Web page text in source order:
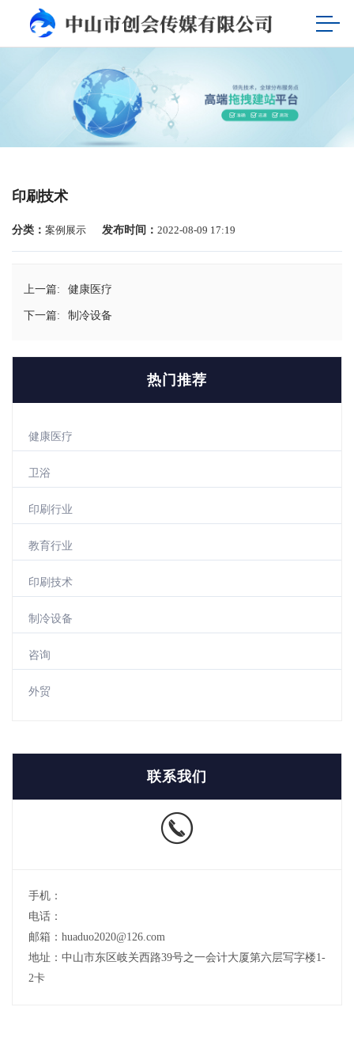
印刷技术
分类： 案例展示 发布时间： 2022-08-09 17:19
上一篇: 健康医疗
下一篇: 制冷设备
热门推荐
健康医疗
卫浴
印刷行业
教育行业
印刷技术
制冷设备
咨询
外贸
联系我们
手机：
电话：
邮箱：huaduo2020@126.com
地址：中山市东区岐关西路39号之一会计大厦第六层写字楼1-
2卡